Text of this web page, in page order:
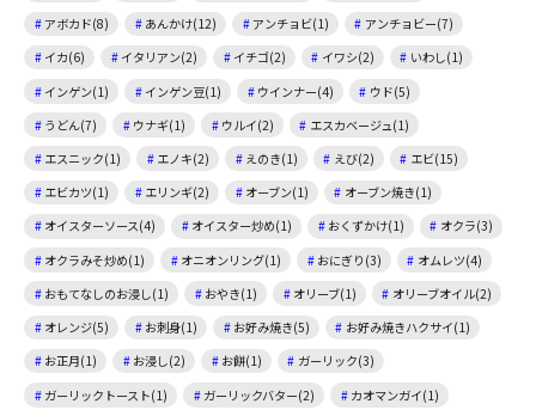
アボカド(8)
あんかけ(12) アンチョビ(1)
アンチョビー(7)
イカ(6)
イタリアン(2) イチゴ(2) イワシ(2)
いわし(1)
インゲン(1)
インゲン豆(1) ウインナー(4)
ウド(5)
うどん(7)
ウナギ(1) ウルイ(2)
エスカベージュ(1)
エスニック(1)
エノキ(2) えのき(1) えび(2)
エビ(15)
エビカツ(1)
エリンギ(2) オーブン(1)
オーブン焼き(1)
オイスターソース(4)
オイスター炒め(1) おくずかけ(1)
オクラ(3)
オクラみそ炒め(1)
オニオンリング(1) おにぎり(3)
オムレツ(4)
おもてなしのお浸し(1)
おやき(1) オリーブ(1)
オリーブオイル(2)
オレンジ(5)
お刺身(1) お好み焼き(5)
お好み焼きハクサイ(1)
お正月(1)
お浸し(2) お餅(1)
ガーリック(3)
ガーリックトースト(1)
ガーリックバター(2)
カオマンガイ(1)